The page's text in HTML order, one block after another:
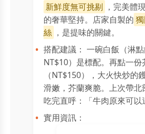
新鮮度無可挑剔 ，完美體
的奢華堅持。店家自製的
絲 ，是提味的關鍵。
搭配建議： 一碗白飯（淋點
NT$10）是標配。再點一份
（NT$150），大火快炒的
滑嫩，芥蘭爽脆。上次帶北
吃完直呼：「牛肉原來可以
實用資訊：